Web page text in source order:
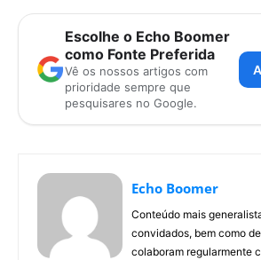
Escolhe o Echo Boomer
como Fonte Preferida
Vê os nossos artigos com
prioridade sempre que
pesquisares no Google.
Echo Boomer
Conteúdo mais
convidados, bem como
colaboram regularmente